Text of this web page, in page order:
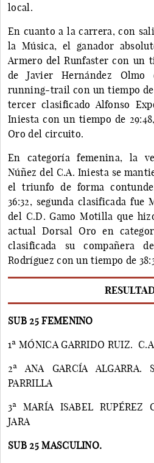
local.
En cuanto a la carrera, con
la Música, el ganador
Armero del Runfaster con un
de Javier Hernández
running-trail con un tiempo de
tercer clasificado Alfonso
Iniesta con un tiempo de
Oro del circuito.
En categoría femenina, la
Núñez del C.A. Iniesta se
el triunfo de forma
36:32, segunda clasificada fue
del C.D. Gamo Motilla que
actual Dorsal Oro en
clasificada su compañera
Rodríguez con un tiempo de
SUB 25 FEMENINO
1ª MÓNICA GARRIDO RUIZ.
2ª ANA GARCÍA ALGARRA.
PARRILLA
3ª MARÍA ISABEL RUPÉREZ
JARA
SUB 25 MASCULINO.